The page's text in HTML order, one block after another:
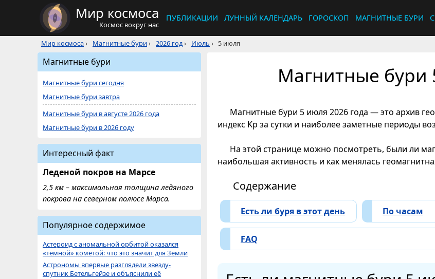
Мир космоса
Космос вокруг нас
ПУБЛИКАЦИИ ЛУННЫЙ КАЛЕНДАРЬ ГОРОСКОП МАГНИТНЫЕ БУРИ
Мир космоса› Магнитные бури› 2026 год› Июль › 5 июля
Магнитные бури
Магнитные бури 5 июля 2026 года — это архив
индекс Kp за сутки и наиболее заметные периоды
На этой странице можно посмотреть, были ли
наибольшая активность и как менялась
Содержание
Есть ли буря в этот день По часам
FAQ
Магнитные бури
Магнитные бури сегодня
Магнитные бури завтра
Магнитные бури в августе 2026 года
Магнитные бури в 2026 году
Интересный факт
Леденой покров на Марсе
2,5 км – максимальная толщина ледяного
покрова на северном полюсе Марса.
Популярное содержимое
Астероид с аномальной орбитой оказался
«темной» кометой: что это значит для Земли
Астрономы впервые разглядели звезду-
спутник Бетельгейзе и объяснили её